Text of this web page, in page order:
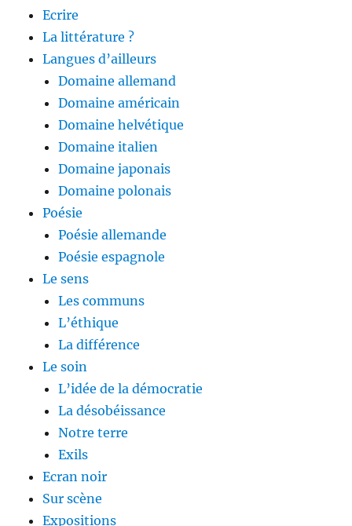
Ecrire
La littérature ?
Langues d’ailleurs
Domaine allemand
Domaine américain
Domaine helvétique
Domaine italien
Domaine japonais
Domaine polonais
Poésie
Poésie allemande
Poésie espagnole
Le sens
Les communs
L’éthique
La différence
Le soin
L’idée de la démocratie
La désobéissance
Notre terre
Exils
Ecran noir
Sur scène
Expositions